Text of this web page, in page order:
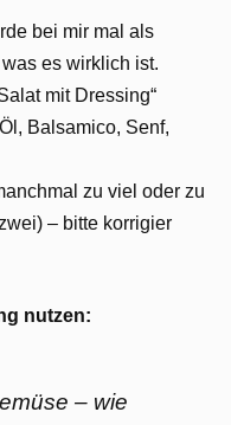
bei mir mal als
es wirklich ist.
mit Dressing“
Balsamico, Senf,
zu viel oder zu
– bitte korrigier
nutzen:
– wie